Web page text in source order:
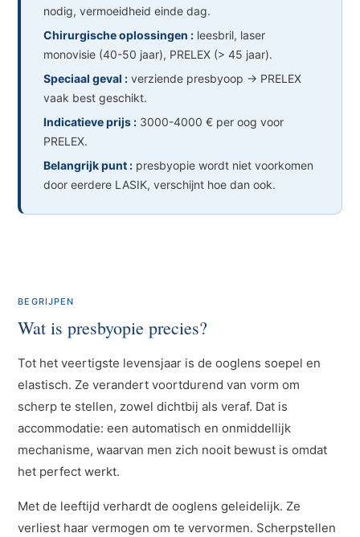
nodig, vermoeidheid einde dag.
Chirurgische oplossingen : leesbril, laser
monovisie (40-50 jaar), PRELEX (> 45 jaar).
Speciaal geval : verziende presbyoop → PRELEX
vaak best geschikt.
Indicatieve prijs : 3000-4000 € per oog voor
PRELEX.
Belangrijk punt : presbyopie wordt niet voorkomen
door eerdere LASIK, verschijnt hoe dan ook.
BEGRIJPEN
Wat is presbyopie precies?
Tot het veertigste levensjaar is de ooglens soepel en
elastisch. Ze verandert voortdurend van vorm om
scherp te stellen, zowel dichtbij als veraf. Dat is
accommodatie: een automatisch en onmiddellijk
mechanisme, waarvan men zich nooit bewust is omdat
het perfect werkt.
Met de leeftijd verhardt de ooglens geleidelijk. Ze
verliest haar vermogen om te vervormen. Scherpstellen